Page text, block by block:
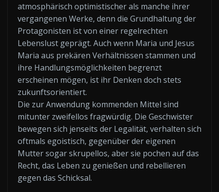
atmosphärisch optimistischer als manche ihrer
vergangenen Werke, denn die Grundhaltung der
Protagonisten ist von einer regelrechten
Lebenslust geprägt. Auch wenn Maria und Jesus
Maria aus prekären Verhältnissen stammen und
ihre Handlungsmöglichkeiten begrenzt
erscheinen mögen, ist ihr Denken doch stets
zukunftsorientiert.
Die zur Anwendung kommenden Mittel sind
mitunter zweifellos fragwürdig. Die Geschwister
bewegen sich jenseits der Legalität, verhalten sich
oftmals egoistisch, gegenüber der eigenen
Mutter sogar skrupellos, aber sie pochen auf das
Recht, das Leben zu genießen und rebellieren
gegen das Schicksal.